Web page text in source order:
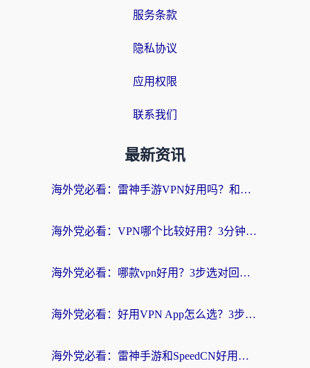
服务条款
隐私协议
应用权限
联系我们
最新资讯
海外党必看：雷神手游VPN好用吗？和天速回国VPN对比哪个回国效果更好？附实用加速器选择指南
海外党必看：VPN哪个比较好用？3分钟找到适合你的回国加速方案
海外党必看：哪款vpn好用？3步选对回国加速器，无缝刷剧玩游戏
海外党必看：好用VPN App怎么选？3步教你无缝访问国内资源
海外党必看：雷神手游和SpeedCN好用吗？3招选对回国加速器无缝刷国内资源